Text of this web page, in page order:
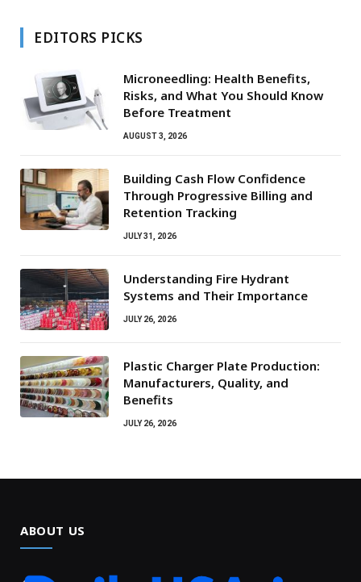
EDITORS PICKS
Microneedling: Health Benefits,
Risks, and What You Should Know
Before Treatment
AUGUST 3, 2026
Building Cash Flow Confidence
Through Progressive Billing and
Retention Tracking
JULY 31, 2026
Understanding Fire Hydrant
Systems and Their Importance
JULY 26, 2026
Plastic Charger Plate Production:
Manufacturers, Quality, and
Benefits
JULY 26, 2026
ABOUT US